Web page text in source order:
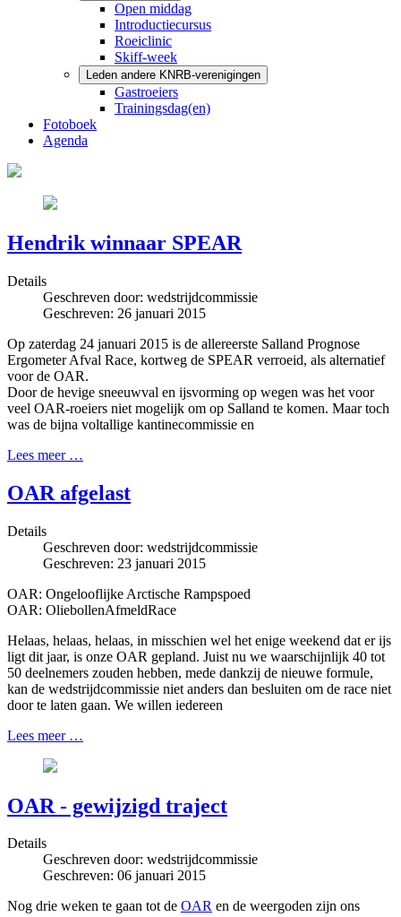
Open middag
Introductiecursus
Roeiclinic
Skiff-week
Leden andere KNRB-verenigingen
Gastroeiers
Trainingsdag(en)
Fotoboek
Agenda
Hendrik winnaar SPEAR
Details
Geschreven door: wedstrijdcommissie
Geschreven: 26 januari 2015
Op zaterdag 24 januari 2015 is de allereerste Salland Prognose
Ergometer Afval Race, kortweg de SPEAR verroeid, als alternatief
voor de OAR.
Door de hevige sneeuwval en ijsvorming op wegen was het voor
veel OAR-roeiers niet mogelijk om op Salland te komen. Maar toch
was de bijna voltallige kantinecommissie en
Lees meer …
OAR afgelast
Details
Geschreven door: wedstrijdcommissie
Geschreven: 23 januari 2015
OAR: Ongelooflijke Arctische Rampspoed
OAR: OliebollenAfmeldRace
Helaas, helaas, helaas, in misschien wel het enige weekend dat er ijs
ligt dit jaar, is onze OAR gepland. Juist nu we waarschijnlijk 40 tot
50 deelnemers zouden hebben, mede dankzij de nieuwe formule,
kan de wedstrijdcommissie niet anders dan besluiten om de race niet
door te laten gaan. We willen iedereen
Lees meer …
OAR - gewijzigd traject
Details
Geschreven door: wedstrijdcommissie
Geschreven: 06 januari 2015
Nog drie weken te gaan tot de OAR en de weergoden zijn ons